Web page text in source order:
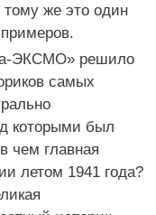
же это один
ЭКСМО» решило
самых
которыми был
чем главная
летом 1941 года?